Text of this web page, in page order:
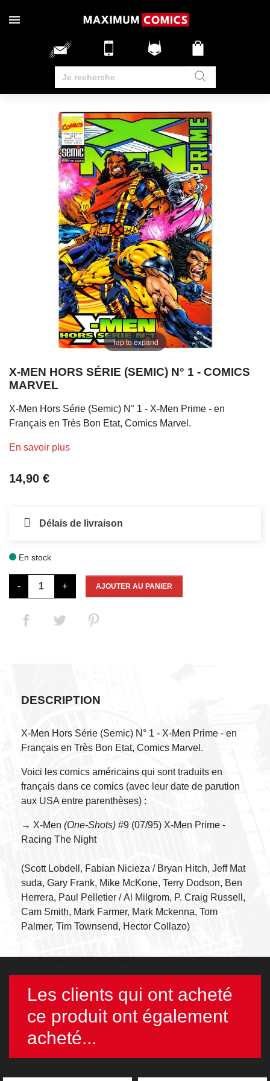
Tap to expand
X-MEN HORS SÉRIE (SEMIC) N° 1 - COMICS
MARVEL
X-Men Hors Série (Semic) N° 1 - X-Men Prime - en
Français en Très Bon Etat, Comics Marvel.
En savoir plus
14,90 €
Délais de livraison
En stock
- + AJOUTER AU PANIER
DESCRIPTION
X-Men Hors Série (Semic) N° 1 - X-Men Prime - en
Français en Très Bon Etat, Comics Marvel.
Voici les comics américains qui sont traduits en
français dans ce comics (avec leur date de parution
aux USA entre parenthèses) :
→ X-Men (One-Shots) #9 (07/95) X-Men Prime -
Racing The Night
(Scott Lobdell, Fabian Nicieza / Bryan Hitch, Jeff Mat
suda, Gary Frank, Mike McKone, Terry Dodson, Ben
Herrera, Paul Pelletier / Al Milgrom, P. Craig Russell,
Cam Smith, Mark Farmer, Mark Mckenna, Tom
Palmer, Tim Townsend, Hector Collazo)
Les clients qui ont acheté
ce produit ont également
acheté...